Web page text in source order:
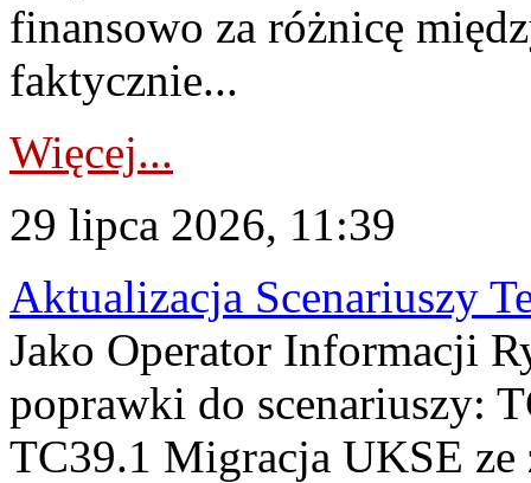
finansowo za różnicę
faktycznie...
Więcej...
29 lipca 2026, 11:39
Aktualizacja Scenariuszy
Jako Operator Informacji
poprawki do scenariuszy:
TC39.1 Migracja UKSE